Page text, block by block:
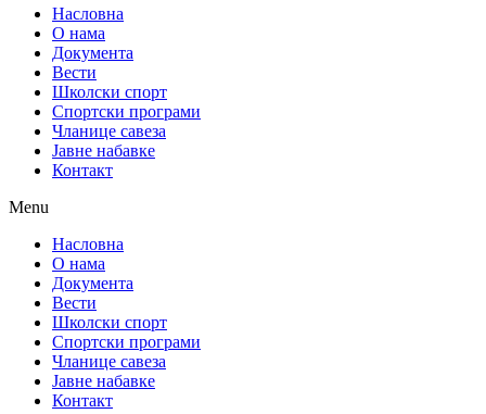
Насловна
О нама
Документа
Вести
Школски спорт
Спортски програми
Чланице савеза
Јавне набавке
Контакт
Menu
Насловна
О нама
Документа
Вести
Школски спорт
Спортски програми
Чланице савеза
Јавне набавке
Контакт